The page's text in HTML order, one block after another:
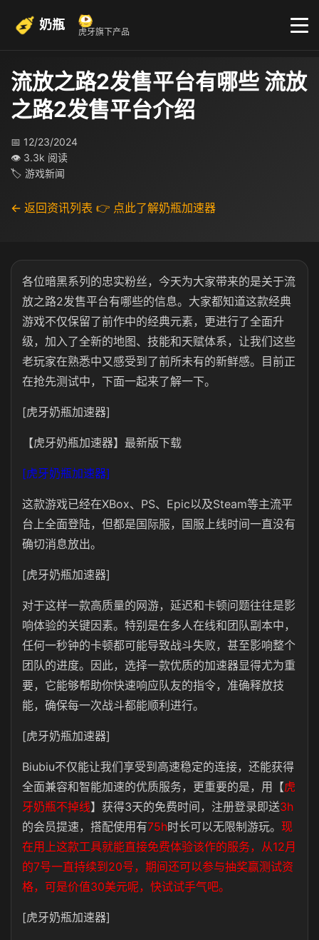
奶瓶 虎牙旗下产品
流放之路2发售平台有哪些 流放
之路2发售平台介绍
📅 12/23/2024
👁 3.3k 阅读
🏷 游戏新闻
← 返回资讯列表 👉 点此了解奶瓶加速器
各位暗黑系列的忠实粉丝，今天为大家带来的是关于流
放之路2发售平台有哪些的信息。大家都知道这款经典
游戏不仅保留了前作中的经典元素，更进行了全面升
级，加入了全新的地图、技能和天赋体系，让我们这些
老玩家在熟悉中又感受到了前所未有的新鲜感。目前正
在抢先测试中，下面一起来了解一下。
[虎牙奶瓶加速器]
【虎牙奶瓶加速器】最新版下载
[虎牙奶瓶加速器]
这款游戏已经在XBox、PS、Epic以及Steam等主流平
台上全面登陆，但都是国际服，国服上线时间一直没有
确切消息放出。
[虎牙奶瓶加速器]
对于这样一款高质量的网游，延迟和卡顿问题往往是影
响体验的关键因素。特别是在多人在线和团队副本中，
任何一秒钟的卡顿都可能导致战斗失败，甚至影响整个
团队的进度。因此，选择一款优质的加速器显得尤为重
要，它能够帮助你快速响应队友的指令，准确释放技
能，确保每一次战斗都能顺利进行。
[虎牙奶瓶加速器]
Biubiu不仅能让我们享受到高速稳定的连接，还能获得
全面兼容和智能加速的优质服务，更重要的是，用【虎
牙奶瓶不掉线】获得3天的免费时间，注册登录即送3h
的会员提速，搭配使用有75h时长可以无限制游玩。 现
在用上这款工具就能直接免费体验该作的服务，从12月
的7号一直持续到20号，期间还可以参与抽奖赢测试资
格，可是价值30美元呢，快试试手气吧。
[虎牙奶瓶加速器]